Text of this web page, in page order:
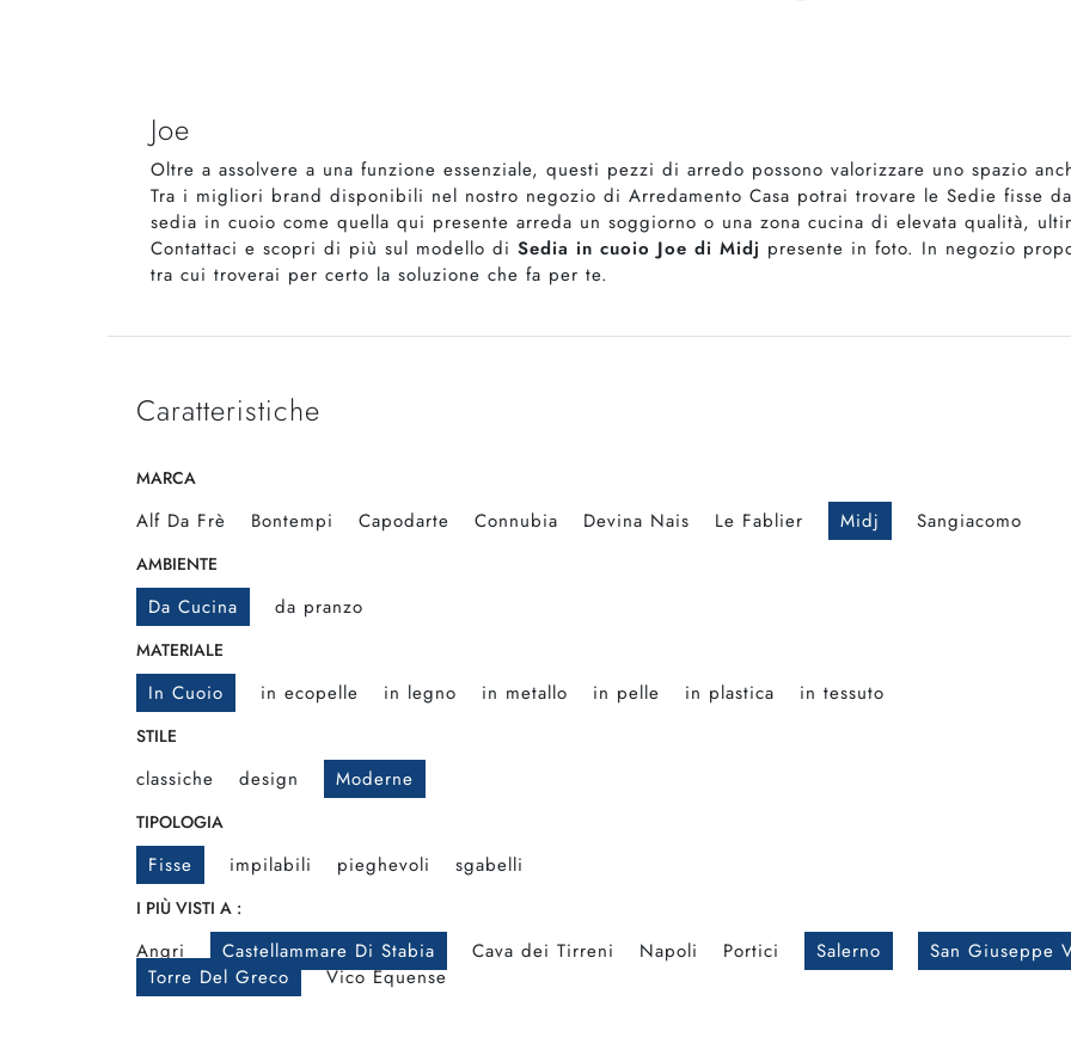
Joe
Oltre a assolvere a una funzione essenziale, questi pezzi di arredo possono valorizzare uno spazio
Tra i migliori brand disponibili nel nostro negozio di Arredamento Casa potrai trovare le Sedie fisse
sedia in cuoio come quella qui presente arreda un soggiorno o una zona cucina di elevata qualità,
Contattaci e scopri di più sul modello di Sedia in cuoio Joe di Midj presente in foto. In negozio
tra cui troverai per certo la soluzione che fa per te.
Caratteristiche
MARCA
Alf Da Frè Bontempi Capodarte Connubia Devina Nais Le Fablier Midj Sangiacomo
AMBIENTE
Da Cucina da pranzo
MATERIALE
In Cuoio in ecopelle in legno in metallo in pelle in plastica in tessuto
STILE
classiche design Moderne
TIPOLOGIA
Fisse impilabili pieghevoli sgabelli
I PIÙ VISTI A :
Angri Castellammare Di Stabia Cava dei Tirreni Napoli Portici Salerno
San Giuseppe
Torre Del Greco
Vico Equense